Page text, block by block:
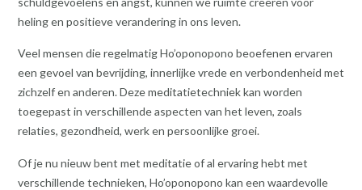
heling en positieve verandering in ons leven.
Veel mensen die regelmatig Ho’oponopono beoefenen ervaren
een gevoel van bevrijding, innerlijke vrede en verbondenheid met
zichzelf en anderen. Deze meditatietechniek kan worden
toegepast in verschillende aspecten van het leven, zoals
relaties, gezondheid, werk en persoonlijke groei.
Of je nu nieuw bent met meditatie of al ervaring hebt met
verschillende technieken, Ho’oponopono kan een waardevolle